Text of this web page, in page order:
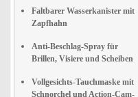
Faltbarer Wasserkanister mit
Zapfhahn
Anti-Beschlag-Spray für
Brillen, Visiere und Scheiben
Vollgesichts-Tauchmaske mit
Schnorchel und Action-Cam-